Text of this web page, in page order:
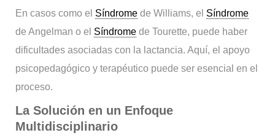
En casos como el Síndrome de Williams, el Síndrome
de Angelman o el Síndrome de Tourette, puede haber
dificultades asociadas con la lactancia. Aquí, el apoyo
psicopedagógico y terapéutico puede ser esencial en el
proceso.
La Solución en un Enfoque
Multidisciplinario